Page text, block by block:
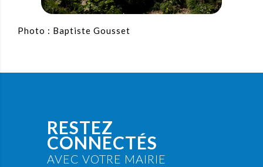
Photo : Baptiste Gousset
RESTEZ
CONNECTÉS
AVEC VOTRE MAIRIE